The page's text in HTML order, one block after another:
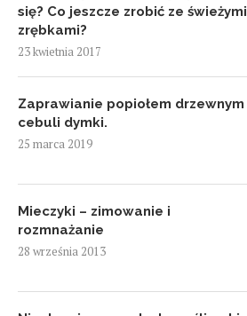
się? Co jeszcze zrobić ze świeżymi
zrębkami?
23 kwietnia 2017
Zaprawianie popiołem drzewnym
cebuli dymki.
25 marca 2019
Mieczyki – zimowanie i
rozmnażanie
28 września 2013